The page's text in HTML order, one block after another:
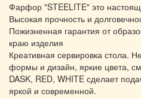
Фарфор "STEELITE" это
Высокая прочность и
Пожизненная гарантия от
краю изделия
Креативная сервировка стола.
формы и дизайн, яркие цвета,
DASK, RED, WHITE сделает
яркой и современной.